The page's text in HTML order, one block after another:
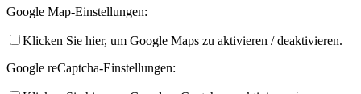
Google Map-Einstellungen:
Klicken Sie hier, um Google Maps zu aktivieren / deaktivieren.
Google reCaptcha-Einstellungen: